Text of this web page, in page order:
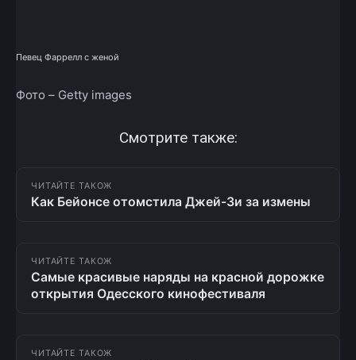
Певец Фаррелл с женой
Фото – Getty images
Смотрите также:
ЧИТАЙТЕ ТАКОЖ
Как Бейонсе отомстила Джей-Зи за измены
ЧИТАЙТЕ ТАКОЖ
Самые красивые наряды на красной дорожке
открытия Одесского кинофестиваля
ЧИТАЙТЕ ТАКОЖ